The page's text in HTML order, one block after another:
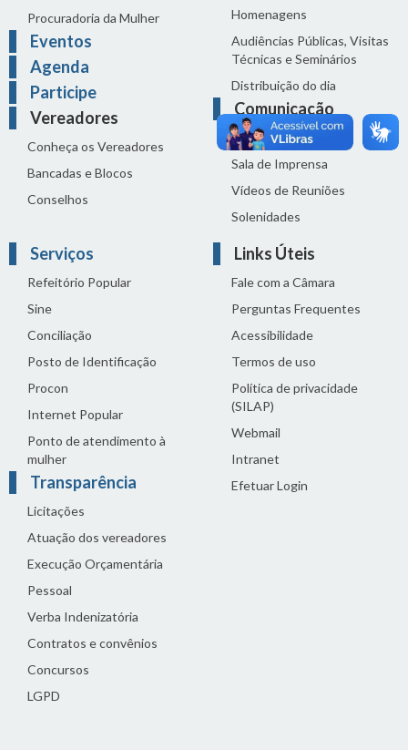
Procuradoria da Mulher
Eventos
Agenda
Participe
Vereadores
Conheça os Vereadores
Bancadas e Blocos
Conselhos
Homenagens
Audiências Públicas, Visitas
Técnicas e Seminários
Distribuição do dia
Comunicação
Notícias
Sala de Imprensa
Vídeos de Reuniões
Solenidades
Serviços
Refeitório Popular
Sine
Conciliação
Posto de Identificação
Procon
Internet Popular
Ponto de atendimento à
mulher
Transparência
Licitações
Atuação dos vereadores
Execução Orçamentária
Pessoal
Verba Indenizatória
Contratos e convênios
Concursos
LGPD
Links Úteis
Fale com a Câmara
Perguntas Frequentes
Acessibilidade
Termos de uso
Política de privacidade
(SILAP)
Webmail
Intranet
Efetuar Login